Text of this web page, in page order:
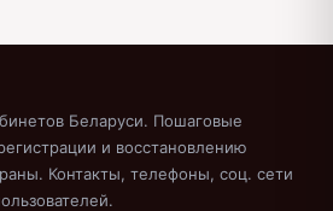
Беларуси. Пошаговые
и восстановлению
Контакты, телефоны, соц. сети